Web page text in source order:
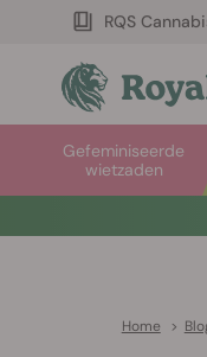
RQS
Gefeminiseerde
wietzaden
Home >